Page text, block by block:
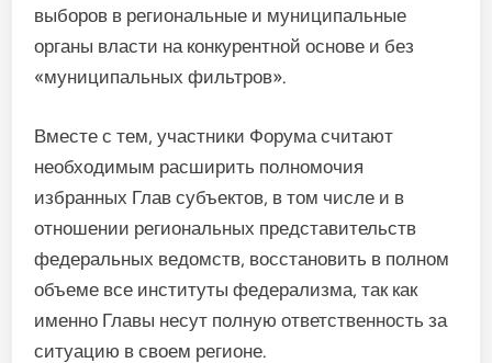
выборов в региональные и муниципальные
органы власти на конкурентной основе и без
«муниципальных фильтров».
Вместе с тем, участники Форума считают
необходимым расширить полномочия
избранных Глав субъектов, в том числе и в
отношении региональных представительств
федеральных ведомств, восстановить в полном
объеме все институты федерализма, так как
именно Главы несут полную ответственность за
ситуацию в своем регионе.